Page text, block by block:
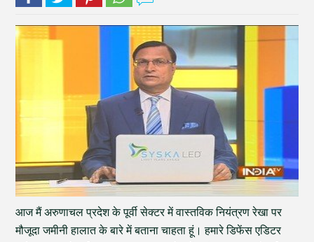
आज मैं अरुणाचल प्रदेश के पूर्वी सेक्टर में वास्तविक नियंत्रण रेखा पर
मौजूदा जमीनी हालात के बारे में बताना चाहता हूं। हमारे डिफेंस एडिटर